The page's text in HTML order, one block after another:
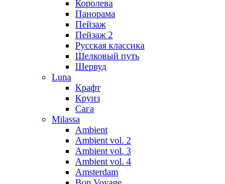
Королева
Панорама
Пейзаж
Пейзаж 2
Русская классика
Шелковый путь
Шервуд
Luna
Крафт
Круиз
Сага
Milassa
Ambient
Ambient vol. 2
Ambient vol. 3
Ambient vol. 4
Amsterdam